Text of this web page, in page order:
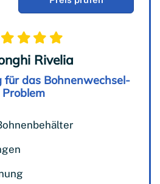
Rivelia
für das Bohnenwechsel-
Problem